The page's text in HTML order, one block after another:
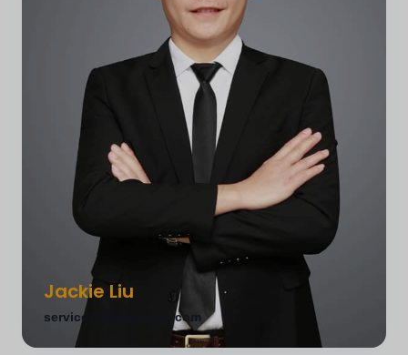
Susan Chen
Manager Klantenservice
Beheert klantrelaties en projectcoördinatie. Zorgt voor
naadloze communicatie tijdens het ontwikkelings- en
productieproces.
Relaties met klanten
Projectcoördinatie
Jackie Liu
service@bestoneinc.com